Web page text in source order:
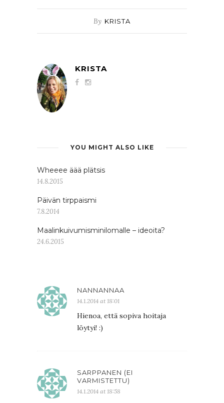
By KRISTA
KRISTA
YOU MIGHT ALSO LIKE
Wheeee äää plätsis
14.8.2015
Päivän tirppaismi
7.8.2014
Maalinkuivumisminilomalle – ideoita?
24.6.2015
NANNANNAA
14.1.2014 at 18:01
Hienoa, että sopiva hoitaja
löytyi! :)
SARPPANEN (EI
VARMISTETTU)
14.1.2014 at 18:58